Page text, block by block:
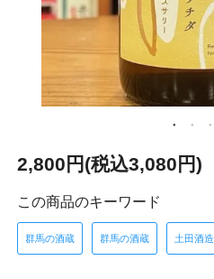
2,800円(税込3,080円)
この商品のキーワード
群馬の酒蔵 群馬の酒蔵 土田酒造